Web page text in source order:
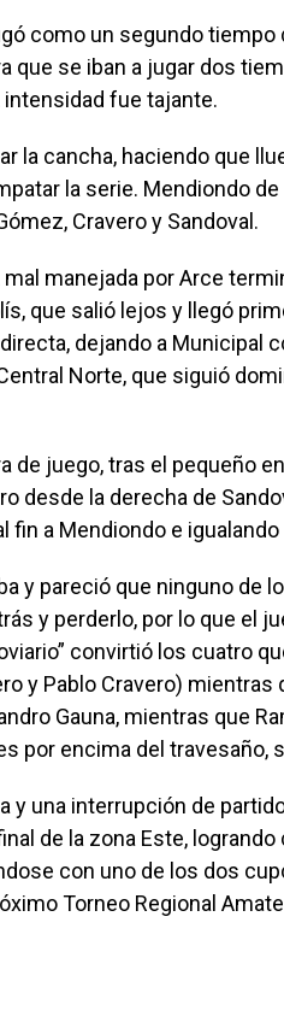
como un segundo tiempo
que se iban a jugar dos
fue tajante.
la cancha, haciendo que
la serie. Mendiondo
Cravero y Sandoval.
mal manejada por Arce
que salió lejos y llegó
dejando a Municipal
Norte, que siguió
de juego, tras el pequeño
desde la derecha de
fin a Mendiondo e igualando
y pareció que ninguno de
y perderlo, por lo que el
convirtió los cuatro
y Pablo Cravero)
Gauna, mientras que
por encima del travesaño,
y una interrupción de
de la zona Este,
con uno de los dos
Torneo Regional